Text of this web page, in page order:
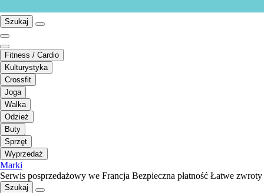
Szukaj
Fitness / Cardio
Kulturystyka
Crossfit
Joga
Walka
Odzież
Buty
Sprzęt
Wyprzedaż
Marki
Serwis posprzedażowy we Francja Bezpieczna płatność Łatwe zwroty
Szukaj